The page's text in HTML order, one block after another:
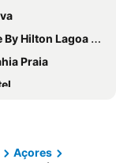
Hilton Lagoa Azores
Praia
Garden Hotel
Resort
Açores